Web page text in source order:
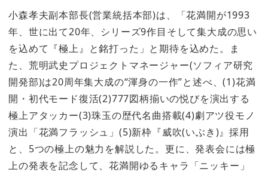
小森孝夫副本部長(営業統括本部)は、「花満開が1993
年、世に出て20年、シリーズ9作目そして集大成の思い
を込めて『極上』と銘打った」と期待を込めた。ま
た、荒明武史プロジェクトマネージャー(ソフィア研究
開発部)は20周年集大成の“渾身の一作”と述べ、(1)花満
開・初代モード復活(2)777図柄揃いの悦びを演出する
極上アタッカー(3)珠玉の歴代名曲搭載(4)劇アツ役モノ
演出「花満フラッシュ」(5)新枠『威吹(いぶき)』採用
と、5つの極上の魅力を解説した。更に、発表会には極
上の発表を記念して、花満開ゆるキャラ「ニッキー」